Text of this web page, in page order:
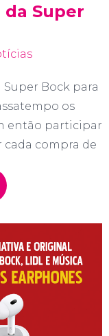
Super
Bock para
os
então participar
cada compra de